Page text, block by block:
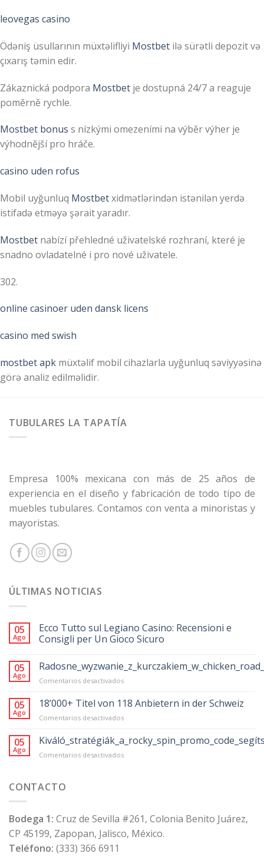
leovegas casino
Ödəniş üsullarının müxtəlifliyi Mostbet ilə sürətli depozit və
çıxarış təmin edir.
Zákaznická podpora Mostbet je dostupná 24/7 a reaguje
poměrně rychle.
Mostbet bonus s nízkými omezeními na výběr výher je
výhodnější pro hráče.
casino uden rofus
Mobil uyğunluq Mostbetxidmətlərindən istənilən yerdə
istifadə etməyə şərait yaradır.
Mostbet nabízí přehledné uživatelské rozhraní, které je
snadno ovladatelné i pro nové uživatele.
302.
online casinoer uden dansk licens
casino med swish
mostbet apk müxtəlif mobil cihazlarla uyğunluq səviyyəsinə
görə analiz edilməlidir.
TUBULARES LA TAPATÍA
Empresa 100% mexicana con más de 25 años de
experiencia en el diseño y fabricación de todo tipo de
muebles tubulares. Contamos con venta a minoristas y
mayoristas.
ÚLTIMAS NOTICIAS
05
Ago
Ecco Tutto sul Legiano Casino: Recensioni e
Consigli per Un Gioco Sicuro
05
Ago
Comentarios desactivadosen
05
Ago
18’000+ Titel von 118 Anbietern in der Schweiz
Comentarios desactivadosen
Titel
von
118
05
Ago
Comentarios desactivadosen
CONTACTO
Bodega 1: Cruz de Sevilla #261, Colonia Benito Juárez,
CP 45199, Zapopan, Jalisco, México.
Teléfono: (333) 366 6911